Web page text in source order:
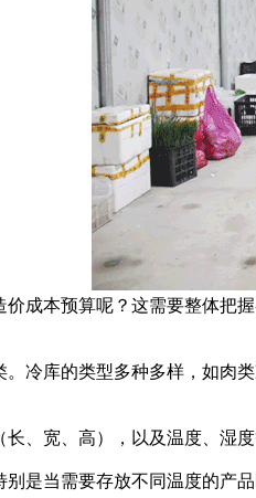
本预算呢？这需要整体把握
库的类型多种多样，如肉类
宽、高），以及温度、湿
当需要存放不同温度的产品